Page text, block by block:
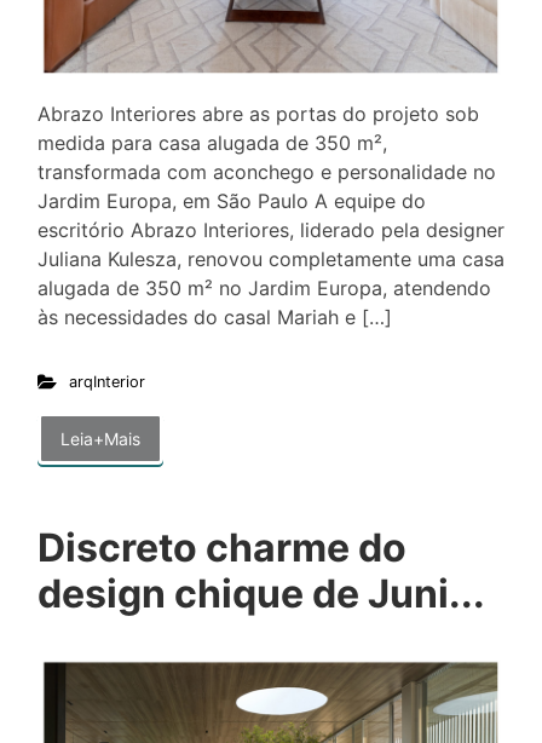
Abrazo Interiores abre as portas do projeto sob
medida para casa alugada de 350 m²,
transformada com aconchego e personalidade no
Jardim Europa, em São Paulo A equipe do
escritório Abrazo Interiores, liderado pela designer
Juliana Kulesza, renovou completamente uma casa
alugada de 350 m² no Jardim Europa, atendendo
às necessidades do casal Mariah e […]
arqInterior
Leia+Mais
Discreto charme do
design chique de Juni...